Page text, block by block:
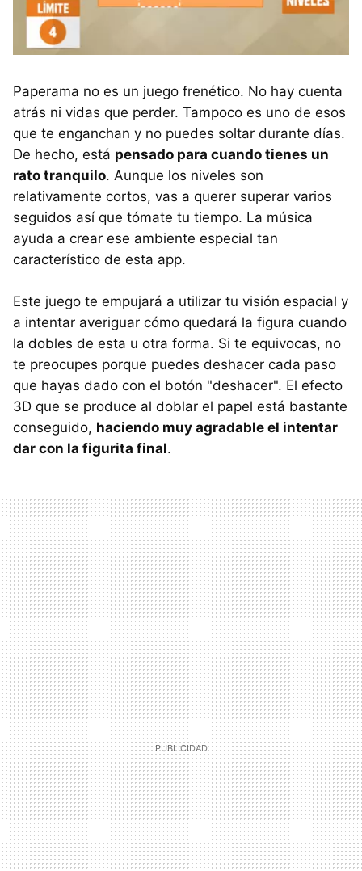
Paperama no es un juego frenético. No hay cuenta
atrás ni vidas que perder. Tampoco es uno de esos
que te enganchan y no puedes soltar durante días.
De hecho, está pensado para cuando tienes un
rato tranquilo. Aunque los niveles son
relativamente cortos, vas a querer superar varios
seguidos así que tómate tu tiempo. La música
ayuda a crear ese ambiente especial tan
característico de esta app.
Este juego te empujará a utilizar tu visión espacial y
a intentar averiguar cómo quedará la figura cuando
la dobles de esta u otra forma. Si te equivocas, no
te preocupes porque puedes deshacer cada paso
que hayas dado con el botón "deshacer". El efecto
3D que se produce al doblar el papel está bastante
conseguido, haciendo muy agradable el intentar
dar con la figurita final.